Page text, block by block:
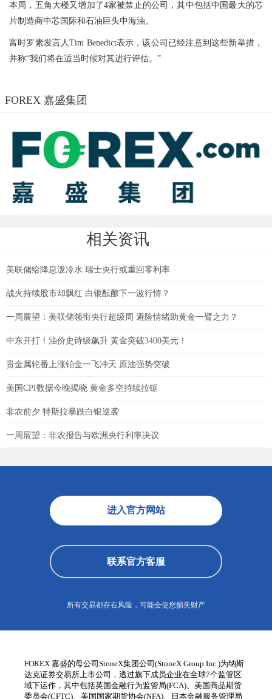
本周，五角大楼又增加了4家被禁止的公司，其中包括中国最大的芯
片制造商中芯国际和石油巨头中海油。
富时罗素发言人Tim Benedict表示，该公司已经注意到这些新举措，
并称“我们将在适当时候对其进行评估。”
FOREX 嘉盛集团
相关资讯
美联储给降息泼冷水 瑞士央行或重回零利率
战火持续股市却飘红 白银酝酿下一波行情？
一周展望：美联储领衔央行超级周 避险情绪助黄金一臂之力？
中东开打！油价史诗级飙升 黄金突破3400美元！
贵金属轮番上涨铂金一飞冲天 原油强势突破
美国CPI数据今晚揭晓 黄金多空持续拉锯
非农前夕 特斯拉暴跌白银逆袭
一周展望：非农报告与欧洲央行利率决议
进入官方网站
联系官方客服
所有交易都存在风险，可能会使您损失财产
FOREX 嘉盛的母公司StoneX集团公司(StoneX Group Inc.)为纳斯
达克证券交易所上市公司，透过旗下成员企业在全球7个监管区
域下运作，其中包括英国金融行为监管局(FCA)、美国商品期货
委员会(CFTC)、美国国家期货协会(NFA)、日本金融服务管理局